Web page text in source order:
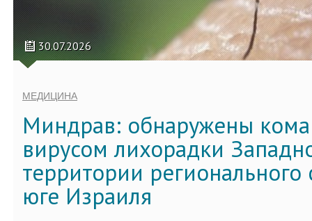
30.07.2026
МЕДИЦИНА
Миндрав: обнаружены
вирусом лихорадки
территории регионального
юге Израиля